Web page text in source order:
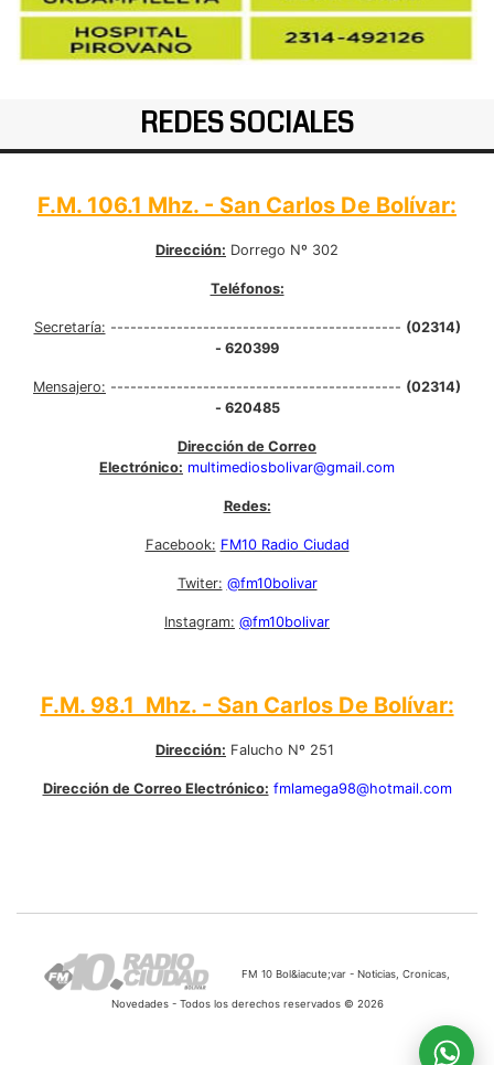
REDES SOCIALES
F.M. 106.1 Mhz. - San Carlos De Bolívar:
Dirección: Dorrego Nº 302
Teléfonos:
Secretaría: -------------------------------------------- (02314)
- 620399
Mensajero: -------------------------------------------- (02314)
- 620485
Dirección de Correo
Electrónico: multimediosbolivar@gmail.com
Redes:
Facebook: FM10 Radio Ciudad
Twiter: @fm10bolivar
Instagram: @fm10bolivar
F.M. 98.1 Mhz. - San Carlos De Bolívar:
Dirección: Falucho Nº 251
Dirección de Correo Electrónico: fmlamega98@hotmail.com
FM 10 Bol&iacute;var - Noticias, Cronicas,
Novedades - Todos los derechos reservados © 2026